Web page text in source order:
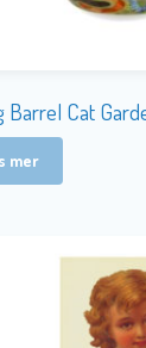
Barrel Cat
mer